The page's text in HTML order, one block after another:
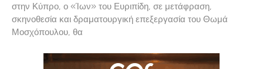
στην Κύπρο, ο «Ίων» του Ευριπίδη, σε μετάφραση,
σκηνοθεσία και δραματουργική επεξεργασία του Θωμά
Μοσχόπουλου, θα